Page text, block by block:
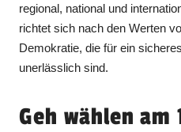
regional, national und
richtet sich nach den Werten
Demokratie, die für ein
unerlässlich sind.
Geh wählen am